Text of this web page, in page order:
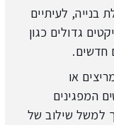
בנייה, לעיתיים
גדולים כגון
חדשים.
או
המפגינים
למשל שילוב של